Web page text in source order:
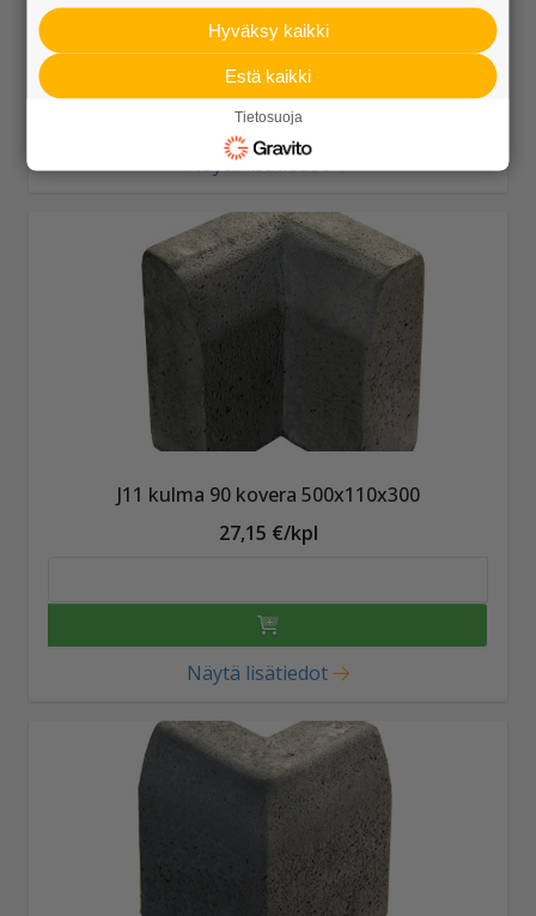
27,15 €/kpl
Näytä lisätiedot
J11 kulma 90 kovera 500x110x300
27,15 €/kpl
Näytä lisätiedot
Hyväksy kaikki
Estä kaikki
Tietosuoja